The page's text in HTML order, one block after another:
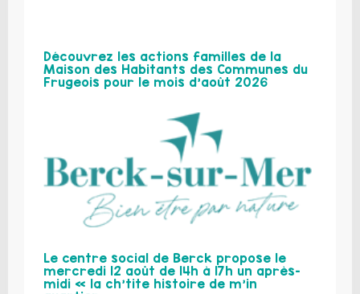
Découvrez les actions familles de la
Maison des Habitants des Communes du
Frugeois pour le mois d’août 2026
Le centre social de Berck propose le
mercredi 12 août de 14h à 17h un après-
midi « la ch’tite histoire de m’in